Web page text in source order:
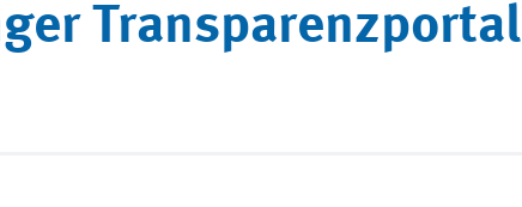
Transparenzportal